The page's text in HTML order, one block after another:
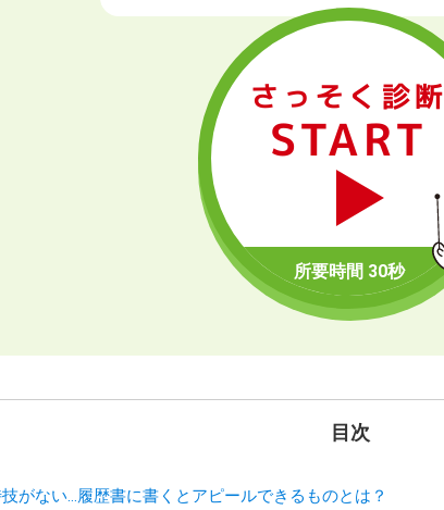
さっそく診断
START
目次
がない…履歴書に書くとアピールできるものとは？